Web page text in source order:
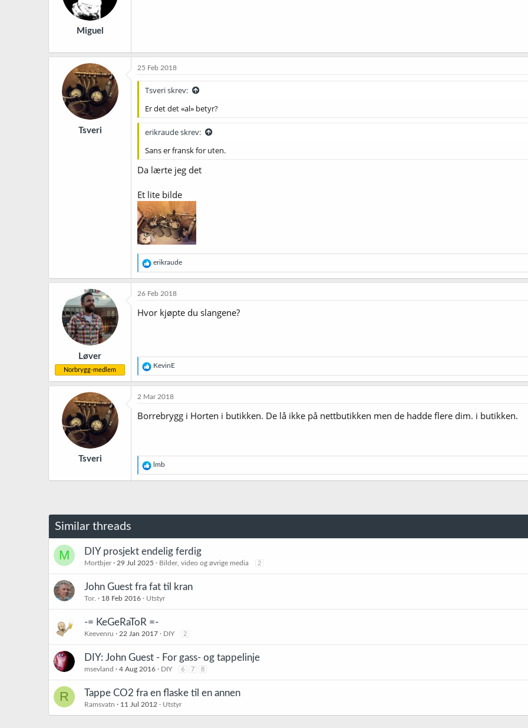
Miguel
Tsveri
25 Feb 2018
Tsveri skrev:
Er det det «al» betyr?
erikraude skrev:
Sans er fransk for uten.
Da lærte jeg det
Et lite bilde
R
e
a
k
o
:
erikraude
Løver
Norbrygg-medlem
26 Feb 2018
Hvor kjøpte du slangene?
R
e
a
o
KevinE
Tsveri
2 Mar 2018
Borrebrygg i Horten i butikken. De lå ikke på nettbutikken men de hadde flere dim. i butikken.
R
e
a
e
r
lmb
Similar threads
M DIY prosjekt endelig ferdig
Mortbjer 29 Jul 2025 Bilder, video og øvrige media 2
John Guest fra fat til kran
Tor. 18 Feb 2016 Utstyr
-= KeGeRaToR =-
Keevenru 22 Jan 2017 DIY 2
DIY: John Guest - For gass- og tappelinje
msevland 4 Aug 2016 DIY 6 7 8
R Tappe CO2 fra en flaske til en annen
Ramsvatn 11 Jul 2012 Utstyr